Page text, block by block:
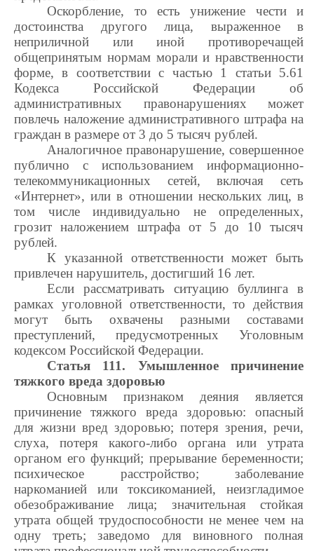
Оскорбление, то есть унижение чести и
достоинства другого лица, выраженное в
неприличной или иной противоречащей
общепринятым нормам морали и нравственности
форме, в соответствии с частью 1 статьи 5.61
Кодекса Российской Федерации об
административных правонарушениях может
повлечь наложение административного штрафа на
граждан в размере от 3 до 5 тысяч рублей.
Аналогичное правонарушение, совершенное
публично с использованием информационно-
телекоммуникационных сетей, включая сеть
«Интернет», или в отношении нескольких лиц, в
том числе индивидуально не определенных,
грозит наложением штрафа от 5 до 10 тысяч
рублей.
К указанной ответственности может быть
привлечен нарушитель, достигший 16 лет.
Если рассматривать ситуацию буллинга в
рамках уголовной ответственности, то действия
могут быть охвачены разными составами
преступлений, предусмотренных Уголовным
кодексом Российской Федерации.
Статья 111. Умышленное причинение
тяжкого вреда здоровью
Основным признаком деяния является
причинение тяжкого вреда здоровью: опасный
для жизни вред здоровью; потеря зрения, речи,
слуха, потеря какого-либо органа или утрата
органом его функций; прерывание беременности;
психическое расстройство; заболевание
наркоманией или токсикоманией, неизгладимое
обезображивание лица; значительная стойкая
утрата общей трудоспособности не менее чем на
одну треть; заведомо для виновного полная